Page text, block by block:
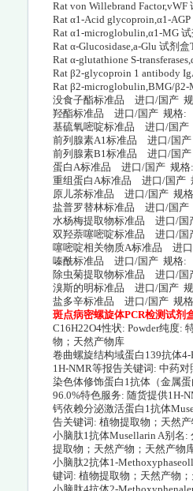
Rat von Willebrand
Rat α1-Acid glycoproin,α1-
Rat α1-microglobulin,α1-MG
Rat α-Glucosidase,a-Glu 试剂
Rat α-glutathione S-
Rat β2-glycoproin 1 antibody
Rat β2-microglobulin,BMG/
没食子酯标准品 进口/国产
羟酯标准品 进口/国产 规格:
基硫氧嘧啶标准品 进口/国产
前列腺素A1标准品 进口/国
前列腺素B1标准品 进口/国
蛋白A标准品 进口/国产 规格
重组蛋白A标准品 进口/国产
原儿茶标准品 进口/国产 规
盐普罗替林标准品 进口/国产
水杨梅提取物标准品 进口/国
双羟萘噻嘧啶标准品 进口/国
噻嘧啶相关物质A标准品 进
嗪酰标准品 进口/国产 规格:
除虫菊提取物标准品 进口/
溴斯的明标准品 进口/国产
盐多辛标准品 进口/国产 规
斑点病密螺旋体PCR检测试剂
C16H22O4性状: Powder纯度:
物；天然产物库
卷曲螺旋结构域蛋白139抗体
1H-NMR等报告关键词: 中药
染色体修饰蛋白1抗体（金属
96.0%特色服务: 随货提供1H-
钙依赖分泌激活蛋白1抗体
告关键词: 植物提取物；天然
小脑肽1抗体Musellarin A别名:
提取物；天然产物；天然产物
小脑肽2抗体1-
键词: 植物提取物；天然产物